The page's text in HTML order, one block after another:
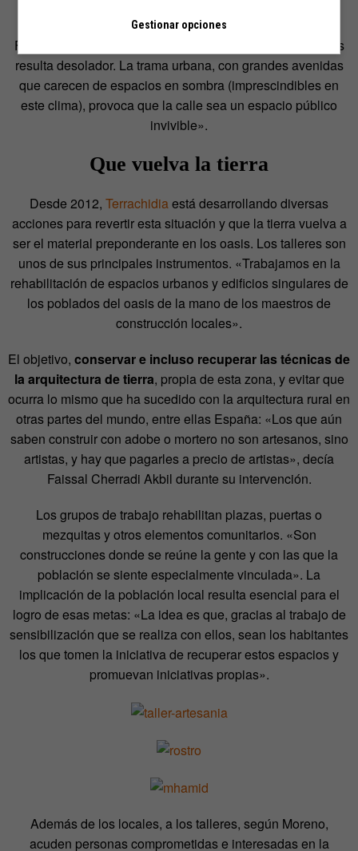
Fuera el panorama no mejora. «El paisaje de las ciudades
resulta desolador. La trama urbana, con grandes avenidas
que carecen de espacios en sombra (imprescindibles en
este clima), provoca que la calle sea un espacio público
invivible».
Que vuelva la tierra
Desde 2012, Terrachidiaestá desarrollando diversas
acciones para revertir esta situación y que la tierra vuelva a
ser el material preponderante en los oasis. Los talleres son
unos de sus principales instrumentos. «Trabajamos en la
rehabilitación de espacios urbanos y edificios singulares de
los poblados del oasis de la mano de los maestros de
construcción locales».
El objetivo, conservar e incluso recuperar las técnicas de
la arquitectura de tierra, propia de esta zona, y evitar que
ocurra lo mismo que ha sucedido con la arquitectura rural en
otras partes del mundo, entre ellas España: «Los que aún
saben construir con adobe o mortero no son artesanos, sino
artistas, y hay que pagarles a precio de artistas», decía
Faissal Cherradi Akbil durante su intervención.
Los grupos de trabajo rehabilitan plazas, puertas o
mezquitas y otros elementos comunitarios. «Son
construcciones donde se reúne la gente y con las que la
población se siente especialmente vinculada». La
implicación de la población local resulta esencial para el
logro de esas metas: «La idea es que, gracias al trabajo de
sensibilización que se realiza con ellos, sean los habitantes
los que tomen la iniciativa de recuperar estos espacios y
promuevan iniciativas propias».
Además de los locales, a los talleres, según Moreno,
acuden personas comprometidas e interesadas en la
Gestionar opciones